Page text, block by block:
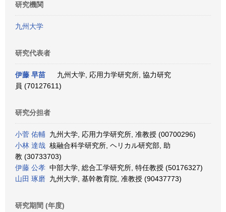
研究機関
九州大学
研究代表者
伊藤 早苗
九州大学, 応用力学研究所, 協力研究
員 (70127611)
研究分担者
小菅 佑輔 九州大学, 応用力学研究所, 准教授 (00700296)
小林 達哉 核融合科学研究所, ヘリカル研究部, 助
教 (30733703)
伊藤 公孝 中部大学, 総合工学研究所, 特任教授 (50176327)
山田 琢磨 九州大学, 基幹教育院, 准教授 (90437773)
研究期間 (年度)